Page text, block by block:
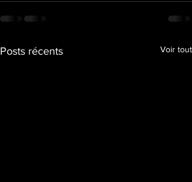
Posts récents Voir tout